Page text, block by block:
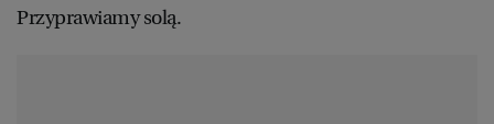
Przyprawiamy solą.